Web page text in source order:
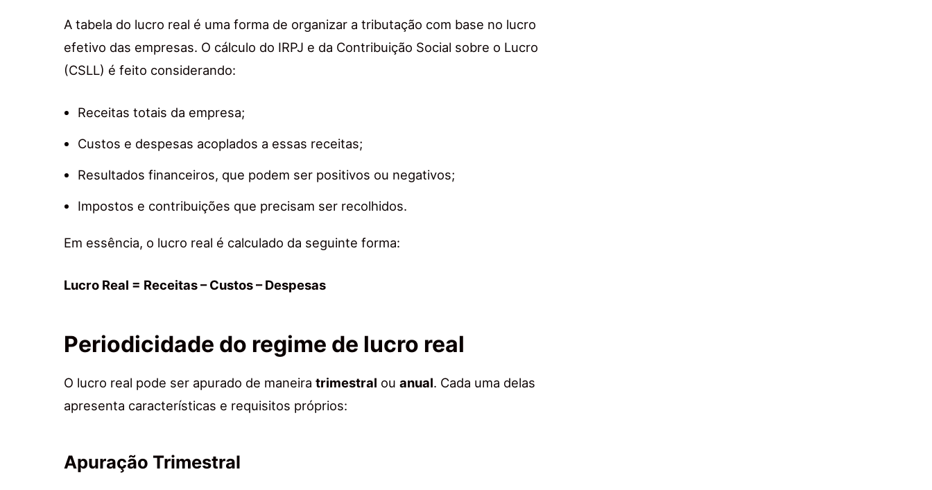
A tabela do lucro real é uma forma de organizar a tributação com base no lucro
efetivo das empresas. O cálculo do IRPJ e da Contribuição Social sobre o Lucro
(CSLL) é feito considerando:
Receitas totais da empresa;
Custos e despesas acoplados a essas receitas;
Resultados financeiros, que podem ser positivos ou negativos;
Impostos e contribuições que precisam ser recolhidos.
Em essência, o lucro real é calculado da seguinte forma:
Lucro Real = Receitas – Custos – Despesas
Periodicidade do regime de lucro real
O lucro real pode ser apurado de maneira trimestral ou anual. Cada uma delas
apresenta características e requisitos próprios:
Apuração Trimestral